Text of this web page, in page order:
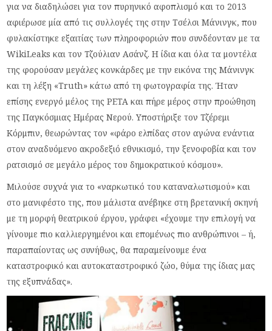
για να διαδηλώσει για τον πυρηνικό αφοπλισμό και το 2013
αφιέρωσε μία από τις συλλογές της στην Τσέλσι Μάνινγκ, που
φυλακίστηκε εξαιτίας των πληροφοριών που συνδέονταν με τα
WikiLeaks και τον Τζούλιαν Ασάνζ. Η ίδια και όλα τα μοντέλα
της φορούσαν μεγάλες κονκάρδες με την εικόνα της Μάνινγκ
και τη λέξη «Truth» κάτω από τη φωτογραφία της. Ήταν
επίσης ενεργό μέλος της PETA και πήρε μέρος στην προώθηση
της Παγκόσμιας Ημέρας Νερού. Υποστήριξε τον Τζέρεμι
Κόρμπιν, θεωρώντας τον «φάρο ελπίδας στον αγώνα ενάντια
στον αναδυόμενο ακροδεξιό εθνικισμό, την ξενοφοβία και τον
ρατσισμό σε μεγάλο μέρος του δημοκρατικού κόσμου».
Μιλούσε συχνά για το «ναρκωτικό του καταναλωτισμού» και
στο μανιφέστο της, που μάλιστα ανέβηκε στη βρετανική σκηνή
με τη μορφή θεατρικού έργου, γράφει «έχουμε την επιλογή να
γίνουμε πιο καλλιεργημένοι και επομένως πιο ανθρώπινοι – ή,
παραπαίοντας ως συνήθως, θα παραμείνουμε ένα
καταστροφικό και αυτοκαταστροφικό ζώο, θύμα της ίδιας μας
της εξυπνάδας».